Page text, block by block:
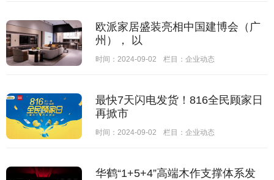
欧派家居盛装亮相中国建博会（广
州）， 以
时间：2024-09-02 栏目： 企业动态
最快7天闪电发货！816全民顾家日
再掀市
时间：2024-09-02 栏目： 企业动态
华鹤“1+5+4”高端木作支撑体系发